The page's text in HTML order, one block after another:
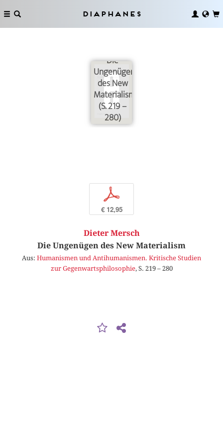
Diaphanes
Die
Ungenügen
des New
Materialism
(S. 219 –
280)
p
€ 12,95
Dieter Mersch
Die Ungenügen des New Materialism
Aus: Humanismen und Antihumanismen. Kritische Studien
zur Gegenwartsphilosophie, S. 219 – 280